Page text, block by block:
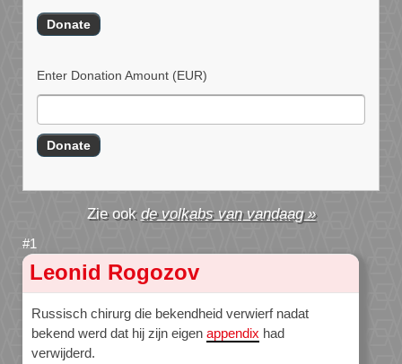
Enter Donation Amount (EUR)
de volkabs van vandaag »
Leonid Rogozov
Russisch chirurg die bekendheid verwierf nadat
bekend werd dat hij zijn eigen appendix had
verwijderd.